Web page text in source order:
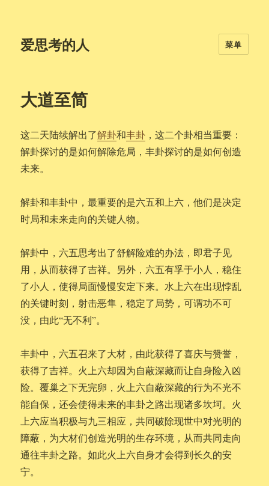
爱思考的人 菜单
大道至简
这二天陆续解出了解卦和丰卦 ，这二个卦相当重要：
解卦探讨的是如何解除危局，丰卦探讨的是如何创造
未来。
解卦和丰卦中，最重要的是六五和上六，他们是决定
时局和未来走向的关键人物。
解卦中，六五思考出了舒解险难的办法，即君子见
用，从而获得了吉祥。另外，六五有孚于小人，稳住
了小人，使得局面慢慢安定下来。水上六在出现悖乱
的关键时刻，射击恶隼，稳定了局势，可谓功不可
没，由此“无不利”。
丰卦中，六五召来了大材，由此获得了喜庆与赞誉，
获得了吉祥。火上六却因为自蔽深藏而让自身险入凶
险。覆巢之下无完卵，火上六自蔽深藏的行为不光不
能自保，还会使得未来的丰卦之路出现诸多坎坷。火
上六应当积极与九三相应，共同破除现世中对光明的
障蔽，为大材们创造光明的生存环境，从而共同走向
通往丰卦之路。如此火上六自身才会得到长久的安
宁。